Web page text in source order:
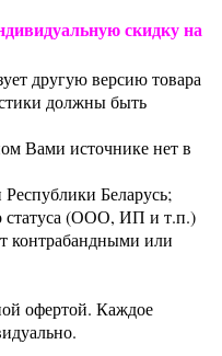
скидку на
другую версию товара
должны быть
Вами источнике нет в
Республики Беларусь;
статуса (ООО, ИП и т.п.)
контрабандными или
офертой. Каждое